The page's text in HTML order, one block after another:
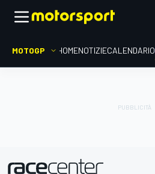
MOTOGP HOMENOTIZIECALENDARIO